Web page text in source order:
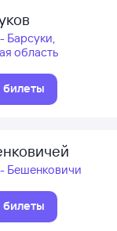
Барсуки,
область
билеты
Бешенковичи
билеты